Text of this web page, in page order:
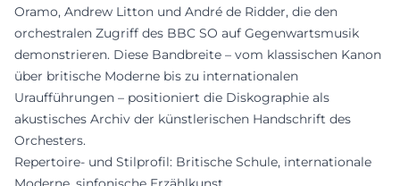
Oramo, Andrew Litton und André de Ridder, die den
orchestralen Zugriff des BBC SO auf Gegenwartsmusik
demonstrieren. Diese Bandbreite – vom klassischen Kanon
über britische Moderne bis zu internationalen
Uraufführungen – positioniert die Diskographie als
akustisches Archiv der künstlerischen Handschrift des
Orchesters.
Repertoire- und Stilprofil: Britische Schule, internationale